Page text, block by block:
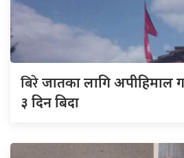
बिरेजातका लागि अपीहिमाल
३ दिन बिदा